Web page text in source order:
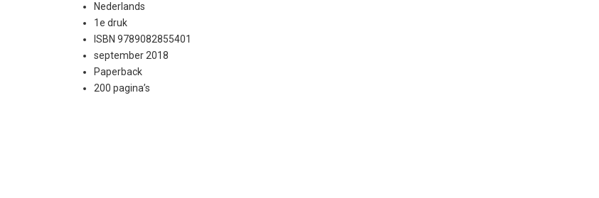
Nederlands
1e druk
ISBN 9789082855401
september 2018
Paperback
200 pagina’s